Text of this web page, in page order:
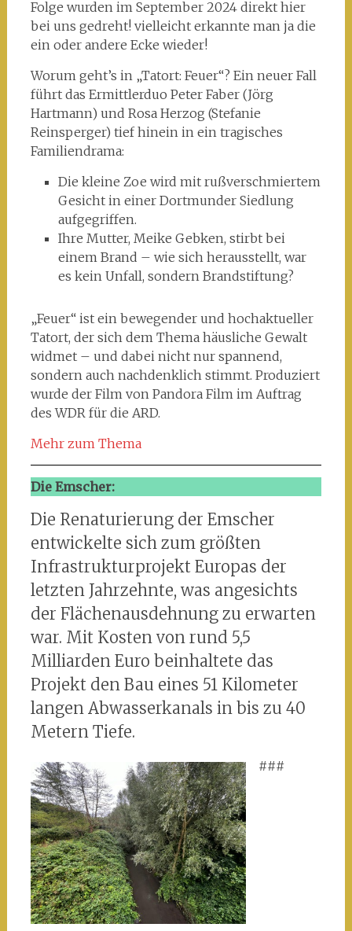
Folge wurden im September 2024 direkt hier
bei uns gedreht! vielleicht erkannte man ja die
ein oder andere Ecke wieder!
Worum geht’s in „Tatort: Feuer“? Ein neuer Fall
führt das Ermittlerduo Peter Faber (Jörg
Hartmann) und Rosa Herzog (Stefanie
Reinsperger) tief hinein in ein tragisches
Familiendrama:
Die kleine Zoe wird mit rußverschmiertem
Gesicht in einer Dortmunder Siedlung
aufgegriffen.
Ihre Mutter, Meike Gebken, stirbt bei
einem Brand – wie sich herausstellt, war
es kein Unfall, sondern Brandstiftung?
„Feuer“ ist ein bewegender und hochaktueller
Tatort, der sich dem Thema häusliche Gewalt
widmet – und dabei nicht nur spannend,
sondern auch nachdenklich stimmt. Produziert
wurde der Film von Pandora Film im Auftrag
des WDR für die ARD.
Mehr zum Thema
Die Emscher:
Die Renaturierung der Emscher
entwickelte sich zum größten
Infrastrukturprojekt Europas der
letzten Jahrzehnte, was angesichts
der Flächenausdehnung zu erwarten
war. Mit Kosten von rund 5,5
Milliarden Euro beinhaltete das
Projekt den Bau eines 51 Kilometer
langen Abwasserkanals in bis zu 40
Metern Tiefe.
###